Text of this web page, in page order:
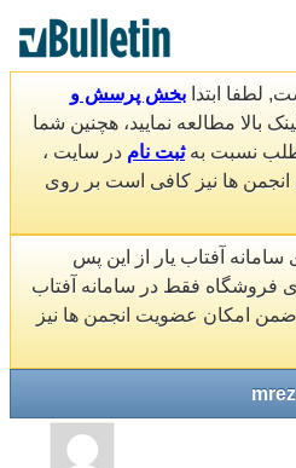
لطفا ابتدا بخش پرسش و
بالا مطالعه نمایید، هچنین شما
نسبت بهثبت نام در سایت ،
انجمن ها نیز کافی است بر روی
سامانه آفتاب یار از این پس
فروشگاه فقط در سامانه آفتاب
ضمن امکان عضویت انجمن ها نیز